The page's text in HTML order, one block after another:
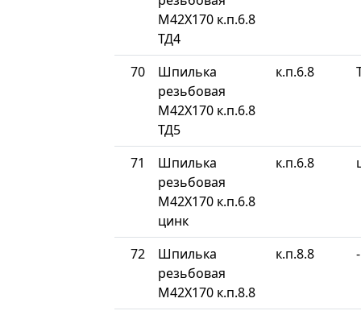
М42Х170 к.п.6.8
ТД4
70
Шпилька
резьбовая
М42Х170 к.п.6.8
ТД5
к.п.6.8
71
Шпилька
резьбовая
М42Х170 к.п.6.8
цинк
к.п.6.8
72
Шпилька
резьбовая
М42Х170 к.п.8.8
к.п.8.8 -